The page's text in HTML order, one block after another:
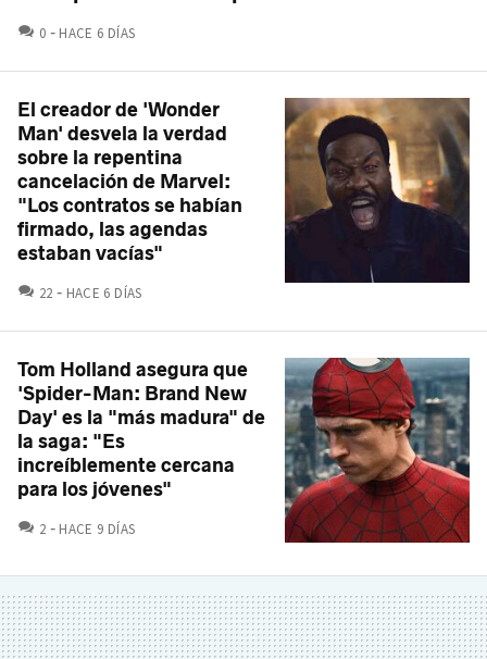
0 COMENTARIOS
HACE 6 DÍAS
El creador de 'Wonder
Man' desvela la verdad
sobre la repentina
cancelación de Marvel:
"Los contratos se habían
firmado, las agendas
estaban vacías"
22 COMENTARIOS
HACE 6 DÍAS
Tom Holland asegura que
'Spider-Man: Brand New
Day' es la "más madura" de
la saga: "Es
increíblemente cercana
para los jóvenes"
2 COMENTARIOS
HACE 9 DÍAS